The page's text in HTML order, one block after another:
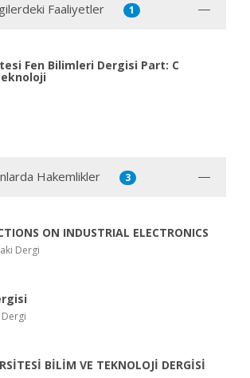
Faaliyetler 1
Fen Bilimleri Dergisi Part: C
Hakemlikler 3
ON INDUSTRIAL ELECTRONICS
Dergi
BİLİM VE TEKNOLOJİ DERGİSİ